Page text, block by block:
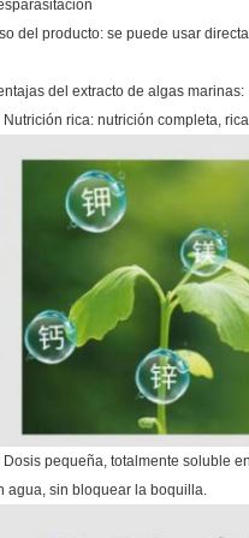
del producto: se puede usar
del extracto de algas marinas:
Nutrición rica: nutrición completa,
Dosis pequeña, totalmente soluble
agua, sin bloquear la boquilla.